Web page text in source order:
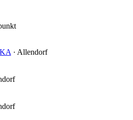
· Allendorf